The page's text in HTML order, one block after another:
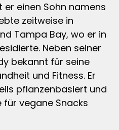
einen Sohn namens
zeitweise in
Tampa Bay, wo er in
Neben seiner
bekannt für seine
und Fitness. Er
pflanzenbasiert und
für vegane Snacks